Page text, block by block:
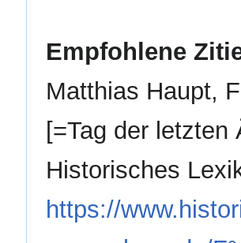
Empfohlene
Matthias Haupt,
[=Tag der letzten
Historisches
https://